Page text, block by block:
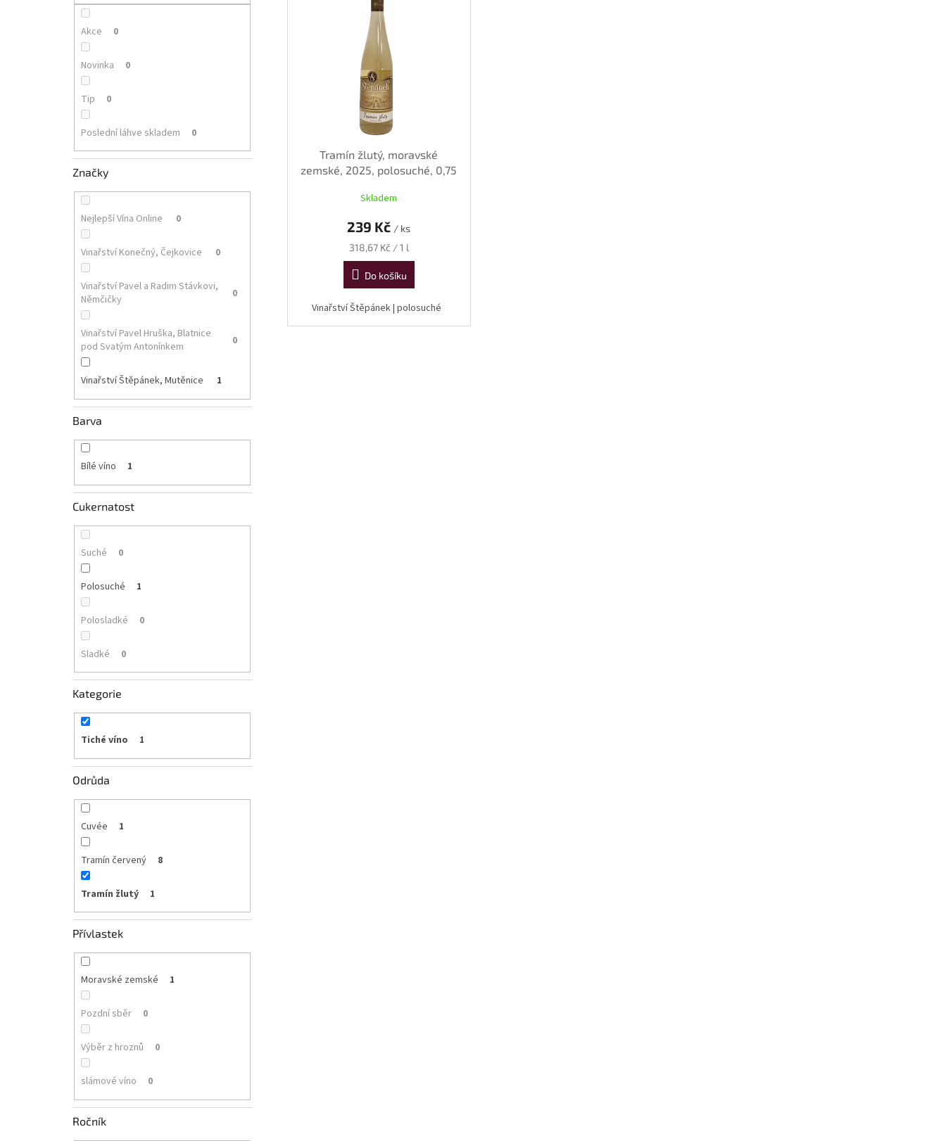
Akce 0
Novinka 0
Tip 0
Poslední láhve skladem 0
Značky
Nejlepší Vína Online 0
Vinařství Konečný, Čejkovice 0
Vinařství Pavel a Radim Stávkovi,
Němčičky
0
Vinařství Pavel Hruška, Blatnice
pod Svatým Antonínkem
0
Vinařství Štěpánek, Mutěnice 1
Barva
Bílé víno 1
Cukernatost
Suché 0
Polosuché 1
Polosladké 0
Sladké 0
Kategorie
Tiché víno 1
Odrůda
Cuvée 1
Tramín červený 8
Tramín žlutý 1
Přívlastek
Moravské zemské 1
Pozdní sběr 0
Výběr z hroznů 0
slámové víno 0
Ročník
Tramín žlutý, moravské
zemské, 2025, polosuché, 0,75
Skladem
239 Kč / ks
Měrná
cena:
318,67 Kč / 1 l
Do košíku
Vinařství Štěpánek | polosuché